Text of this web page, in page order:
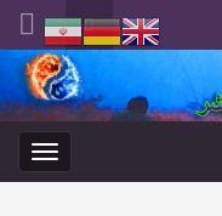
Toggle
search
form